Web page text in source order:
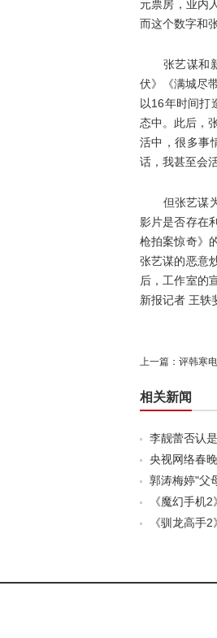
元票房，业内
而这个数字和
张艺谋和新
伏》《满城尽
以16年时间打
态中。此后，
活中，很多事
话，我甚至会
但张艺谋为
影片是否存在
枪拍案惊奇》
张艺谋的恶意
后，工作室的
新报记者 王轶
上一篇： 评韩寒
相关新闻
李靓蕾否认
央视网络春
郭涛梅婷"父
《魔幻手机
《驯龙高手